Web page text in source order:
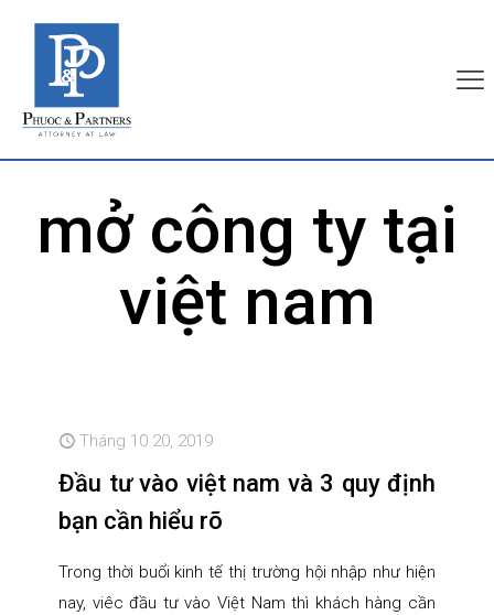
mở công ty tại
việt nam
Tháng 10 20, 2019
Đầu tư vào việt nam và 3 quy định
bạn cần hiểu rõ
Trong thời buổi kinh tế thị trường hội nhập như hiện
nay, viêc đầu tư vào Việt Nam thì khách hàng cần